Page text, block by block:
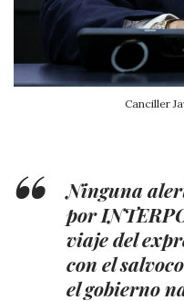
Canciller
Ninguna
por
viaje del
con el
el gobierno